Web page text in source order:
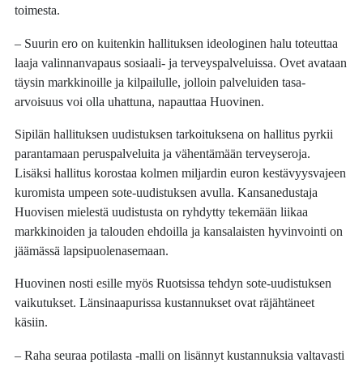
toimesta.
– Suurin ero on kuitenkin hallituksen ideologinen halu toteuttaa
laaja valinnanvapaus sosiaali- ja terveyspalveluissa. Ovet avataan
täysin markkinoille ja kilpailulle, jolloin palveluiden tasa-
arvoisuus voi olla uhattuna, napauttaa Huovinen.
Sipilän hallituksen uudistuksen tarkoituksena on hallitus pyrkii
parantamaan peruspalveluita ja vähentämään terveyseroja.
Lisäksi hallitus korostaa kolmen miljardin euron kestävyysvajeen
kuromista umpeen sote-uudistuksen avulla. Kansanedustaja
Huovisen mielestä uudistusta on ryhdytty tekemään liikaa
markkinoiden ja talouden ehdoilla ja kansalaisten hyvinvointi on
jäämässä lapsipuolenasemaan.
Huovinen nosti esille myös Ruotsissa tehdyn sote-uudistuksen
vaikutukset. Länsinaapurissa kustannukset ovat räjähtäneet
käsiin.
– Raha seuraa potilasta -malli on lisännyt kustannuksia valtavasti